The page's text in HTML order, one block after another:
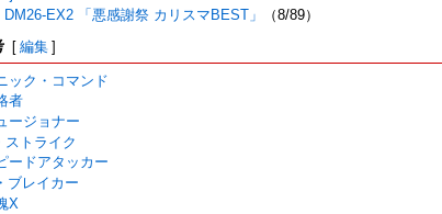
DM26-EX2 「悪感謝祭 カリスマBEST」
（8/89）
[編集]
ック・コマンド
者
ージョナー
ストライク
ードアタッカー
ブレイカー
X